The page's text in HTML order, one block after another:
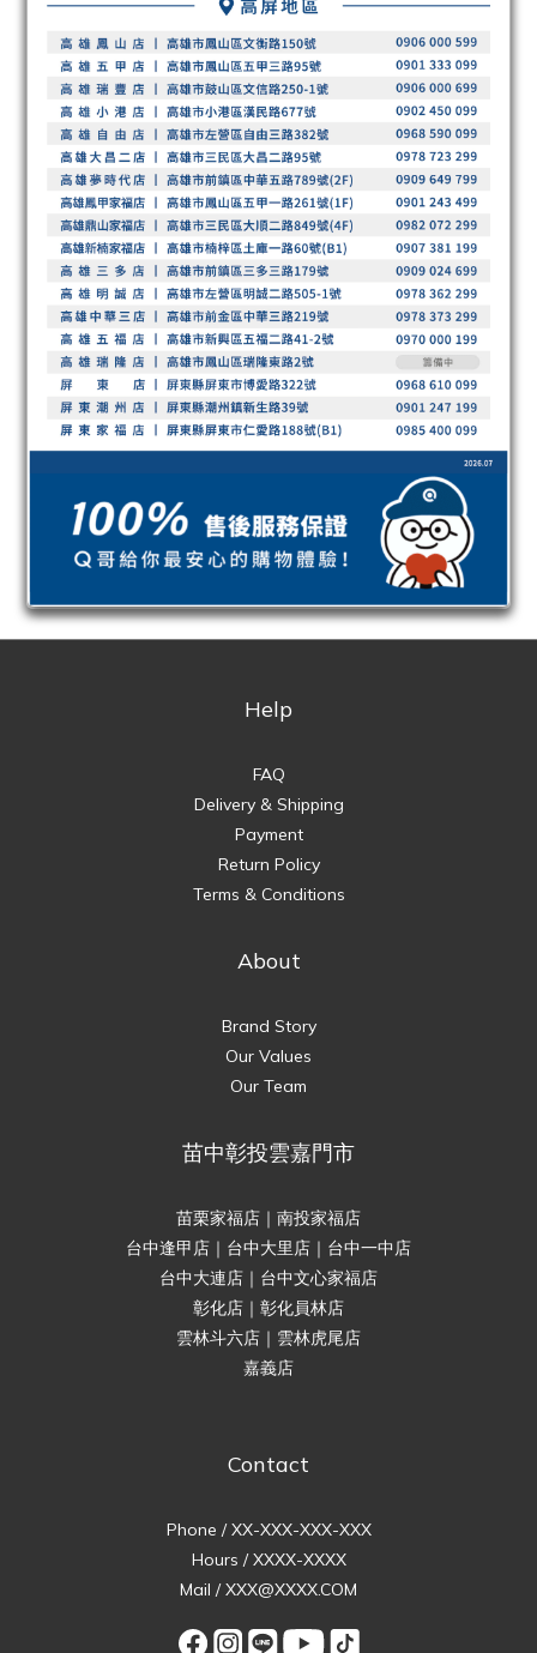
Help
FAQ
Delivery & Shipping
Payment
Return Policy
Terms & Conditions
About
Brand Story
Our Values
Our Team
苗中彰投雲嘉門市
苗栗家福店｜南投家福店
台中逢甲店｜台中大里店｜台中一中店
台中大連店｜台中文心家福店
彰化店｜彰化員林店
雲林斗六店｜雲林虎尾店
嘉義店
Contact
Phone / XX-XXX-XXX-XXX
Hours / XXXX-XXXX
Mail / XXX@XXXX.COM